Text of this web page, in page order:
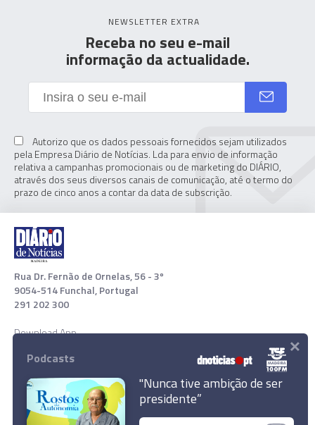
Depressão frontal traz chuva e rajadas de
NEWSLETTER EXTRA
Receba no seu e-mail
informação da actualidade.
Autorizo que os dados pessoais fornecidos sejam utilizados
pela Empresa Diário de Notícias. Lda para envio de informação
relativa a campanhas promocionais ou de marketing do DIÁRIO,
através dos seus diversos canais de comunicação, até o termo do
prazo de cinco anos a contar da data de subscrição.
Rua Dr. Fernão de Ornelas, 56 - 3º
9054-514 Funchal, Portugal
291 202 300
Download App
Podcasts
"Nunca tive ambição de ser
presidente”
×